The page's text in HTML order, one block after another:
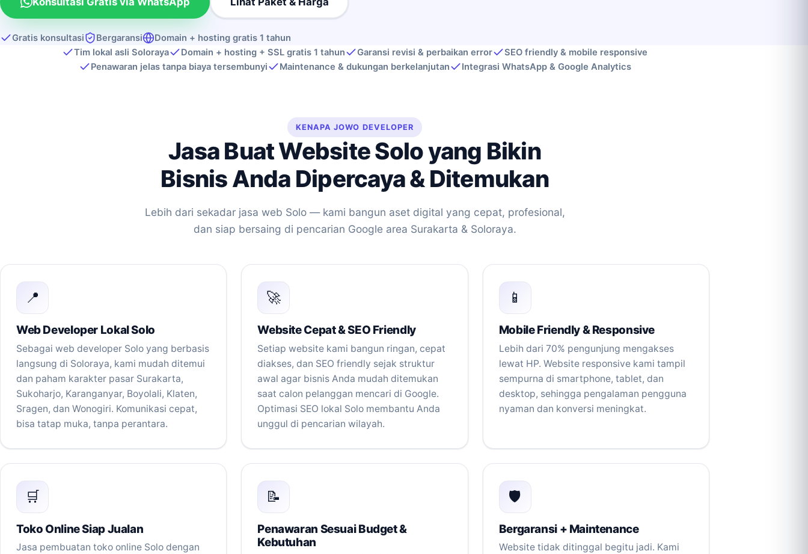
Gratis konsultasi Bergaransi Domain + hosting gratis 1 tahun
Tim lokal asli Soloraya Domain + hosting + SSL gratis 1 tahun Garansi revisi & perbaikan error
SEO friendly & mobile responsive
Penawaran jelas tanpa biaya tersembunyi
Maintenance & dukungan berkelanjutan Integrasi WhatsApp & Google Analytics
KENAPA JOWO DEVELOPER
Jasa Buat Website Solo yang Bikin
Bisnis Anda Dipercaya & Ditemukan
Lebih dari sekadar jasa web Solo — kami bangun aset digital yang cepat, profesional,
dan siap bersaing di pencarian Google area Surakarta & Soloraya.
📍
Web Developer Lokal Solo
Sebagai web developer Solo yang berbasis
langsung di Soloraya, kami mudah ditemui
dan paham karakter pasar Surakarta,
Sukoharjo, Karanganyar, Boyolali, Klaten,
Sragen, dan Wonogiri. Komunikasi cepat,
bisa tatap muka, tanpa perantara.
🚀
Website Cepat & SEO Friendly
Setiap website kami bangun ringan, cepat
diakses, dan SEO friendly sejak struktur
awal agar bisnis Anda mudah ditemukan
saat calon pelanggan mencari di Google.
Optimasi SEO lokal Solo membantu Anda
unggul di pencarian wilayah.
📱
Mobile Friendly & Responsive
Lebih dari 70% pengunjung mengakses
lewat HP. Website responsive kami tampil
sempurna di smartphone, tablet, dan
desktop, sehingga pengalaman pengguna
nyaman dan konversi meningkat.
🛒
Toko Online Siap Jualan
Jasa pembuatan toko online Solo dengan
📝
Penawaran Sesuai Budget &
Kebutuhan
🛡️
Bergaransi + Maintenance
Website tidak ditinggal begitu jadi. Kami